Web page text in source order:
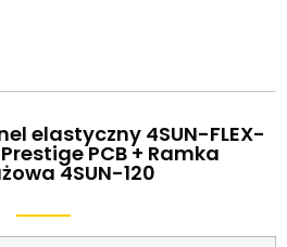
elastyczny 4SUN-FLEX-
Prestige PCB + Ramka
4SUN-120